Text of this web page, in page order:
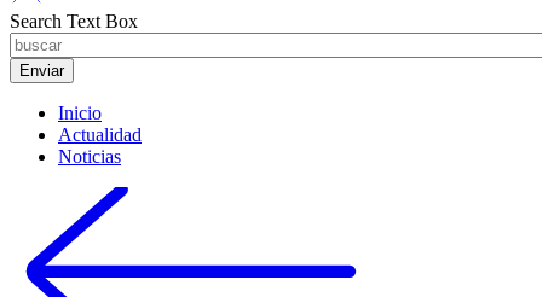
Search Text Box
Inicio
Actualidad
Noticias